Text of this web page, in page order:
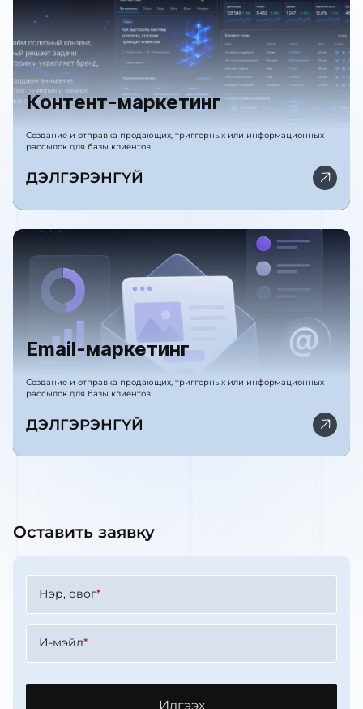
Оставить заявку
Нэр, овог*
И-мэйл*
Илгээх
Контент-маркетинг
Создание и отправка продающих, триггерных или информационных
рассылок для базы клиентов.
ДЭЛГЭРЭНГҮЙ
Email-маркетинг
Создание и отправка продающих, триггерных или информационных
рассылок для базы клиентов.
ДЭЛГЭРЭНГҮЙ